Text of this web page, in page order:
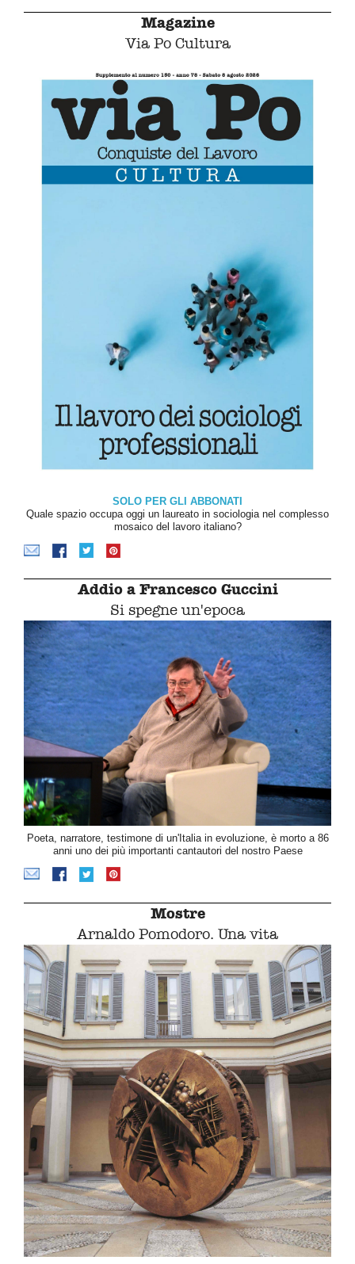
Magazine
Via Po Cultura
SOLO PER GLI ABBONATI
Quale spazio occupa oggi un laureato in sociologia nel complesso
mosaico del lavoro italiano?
Addio a Francesco Guccini
Si spegne un'epoca
Poeta, narratore, testimone di un'Italia in evoluzione, è morto a 86
anni uno dei più importanti cantautori del nostro Paese
Mostre
Arnaldo Pomodoro. Una vita